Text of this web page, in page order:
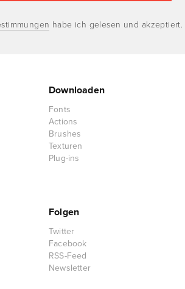
habe ich gelesen und akzeptiert.
Downloaden
Fonts
Actions
Brushes
Texturen
Plug-ins
Folgen
Twitter
Facebook
RSS-Feed
Newsletter